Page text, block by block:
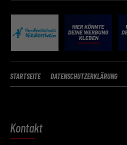
STARTSEITE DATENSCHUTZERKLÄRUNG
Kontakt